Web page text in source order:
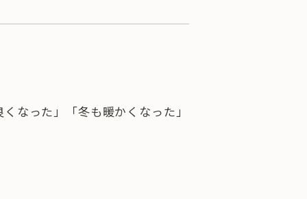
なった」「冬も暖かくなった」